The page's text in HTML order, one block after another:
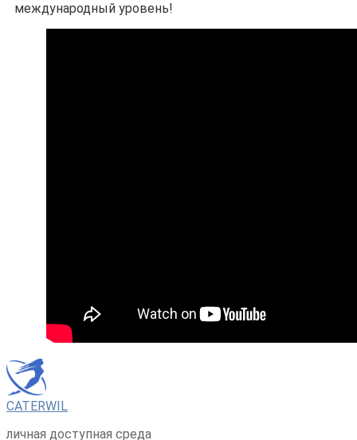
международный уровень!
CATERWIL
личная доступная среда